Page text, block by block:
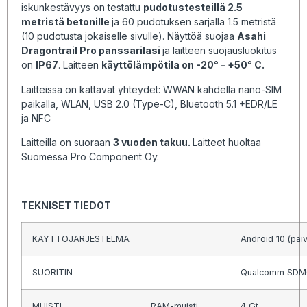
iskunkestävyys on testattu pudotustesteillä 2.5
metristä betonille ja 60 pudotuksen sarjalla 1.5 metristä
(10 pudotusta jokaiselle sivulle). Näyttöä suojaa Asahi
Dragontrail Pro panssarilasi ja laitteen suojausluokitus
on IP67. Laitteen käyttölämpötila on -20° – +50° C.
Laitteissa on kattavat yhteydet: WWAN kahdella nano-SIM
paikalla, WLAN, USB 2.0 (Type-C), Bluetooth 5.1 +EDR/LE
ja NFC
Laitteilla on suoraan 3 vuoden takuu. Laitteet huoltaa
Suomessa Pro Component Oy.
TEKNISET TIEDOT
KÄYTTÖJÄRJESTELMÄ Android 10
SUORITIN Qualcomm